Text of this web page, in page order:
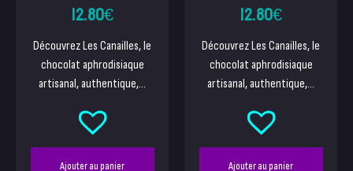
12.80€
Découvrez Les Canailles, le
chocolat aphrodisiaque
artisanal, authentique,...
Ajouter au panier
12.80€
Découvrez Les Canailles, le
chocolat aphrodisiaque
artisanal, authentique,...
Ajouter au panier